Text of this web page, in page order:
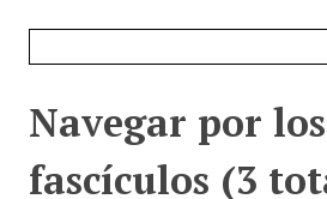
Navegar por los
fascículos (3